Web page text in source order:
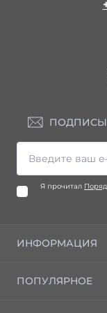
Я прочитал
ИНФОРМАЦИЯ
Отзывы
ПОПУЛЯРНОЕ